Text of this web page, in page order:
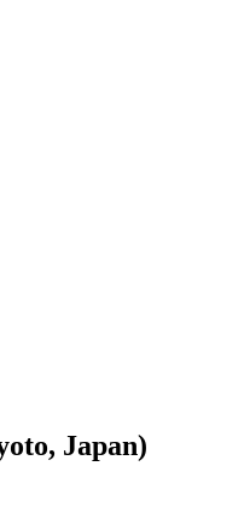
Japan)